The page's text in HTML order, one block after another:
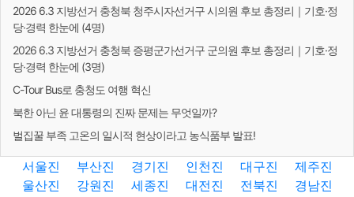
2026 6.3 지방선거 충청북 청주시자선거구 시의원 후보 총정리｜기호·정
당·경력 한눈에 (4명)
2026 6.3 지방선거 충청북 증평군가선거구 군의원 후보 총정리｜기호·정
당·경력 한눈에 (3명)
C-Tour Bus로 충청도 여행 혁신
북한 아닌 윤 대통령의 진짜 문제는 무엇일까?
벌집꿀 부족 고온의 일시적 현상이라고 농식품부 발표!
서울진 부산진 경기진 인천진 대구진
제주진
울산진
강원진 세종진 대전진 전북진
경남진